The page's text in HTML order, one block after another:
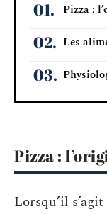
Pizza :
Les
Pizza :
Lorsqu’il